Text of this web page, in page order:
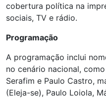
cobertura política na
sociais, TV e rádio.
Programação
A programação inclui
no cenário nacional,
Serafim e Paulo Castro,
(Eleja-se), Paulo Loiola,